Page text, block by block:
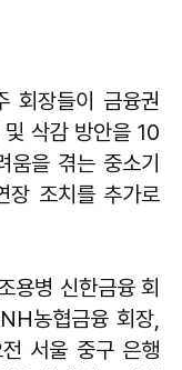
회장들이 금융권
삭감 방안을 10
을 겪는 중소기
장 조치를 추가로
용병 신한금융 회
농협금융 회장,
서울 중구 은행